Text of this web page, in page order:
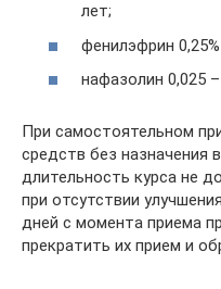
лет;
фенилэфрин
нафазолин 0,025
При самостоятельном
средств без назначения
длительность курса не
при отсутствии
дней с момента приема
прекратить их прием и